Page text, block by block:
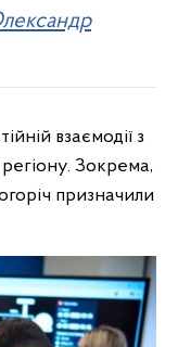
взаємодії з
Зокрема,
призначили